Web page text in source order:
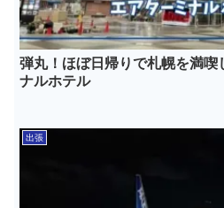
弾丸！ほぼ日帰りで札幌を満
ナルホテル
出張